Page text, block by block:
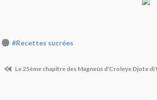
#Recettes sucrées
Le 25ème chapitre des Magneûs d'Croleye Djote di